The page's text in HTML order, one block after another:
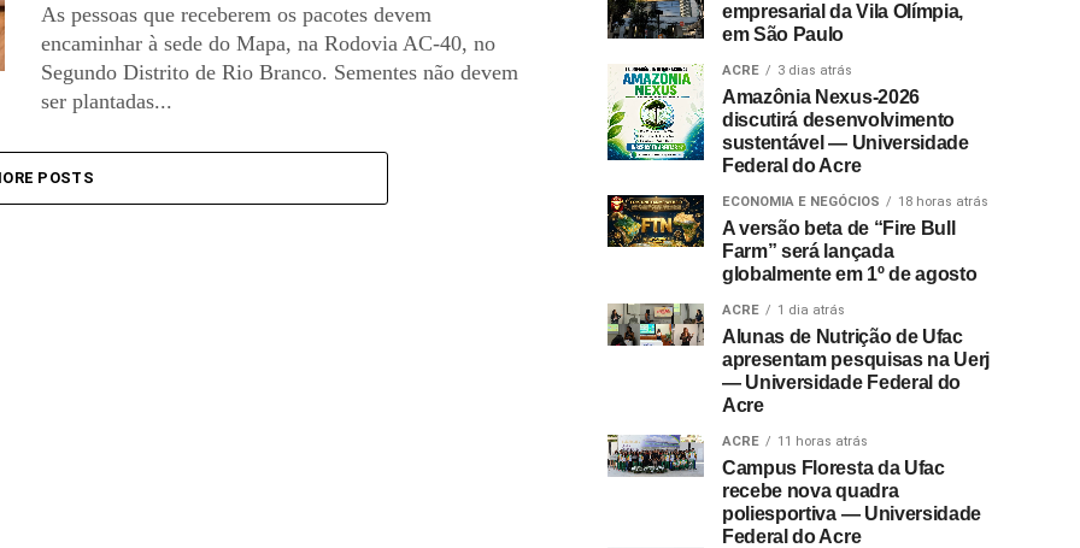
As pessoas que receberem os pacotes devem
encaminhar à sede do Mapa, na Rodovia AC-40, no
Segundo Distrito de Rio Branco. Sementes não devem
ser plantadas...
POSTS
empresarial da Vila Olímpia,
em São Paulo
ACRE 3 dias atrás
Amazônia Nexus-2026
discutirá desenvolvimento
sustentável — Universidade
Federal do Acre
ECONOMIA E NEGÓCIOS 18 horas atrás
A versão beta de “Fire Bull
Farm” será lançada
globalmente em 1º de agosto
ACRE 1 dia atrás
Alunas de Nutrição de Ufac
apresentam pesquisas na Uerj
— Universidade Federal do
Acre
ACRE 11 horas atrás
Campus Floresta da Ufac
recebe nova quadra
poliesportiva — Universidade
Federal do Acre